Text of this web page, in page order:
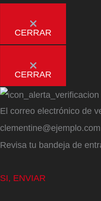
CERRAR
CERRAR
El correo electrónico de
clementine@ejemplo.com
Revisa tu bandeja de
SI, ENVIAR